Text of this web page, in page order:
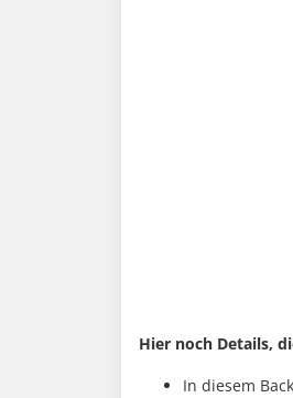
Hier noch Details,
In diesem